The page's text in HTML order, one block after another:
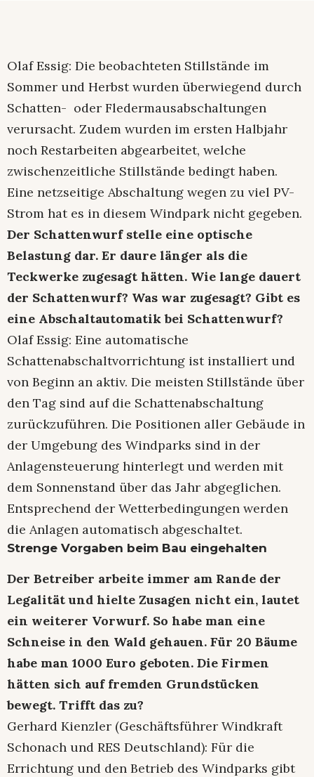
Olaf Essig: Die beobachteten Stillstände im
Sommer und Herbst wurden überwiegend durch
Schatten- oder Fledermausabschaltungen
verursacht. Zudem wurden im ersten Halbjahr
noch Restarbeiten abgearbeitet, welche
zwischenzeitliche Stillstände bedingt haben.
Eine netzseitige Abschaltung wegen zu viel PV-
Strom hat es in diesem Windpark nicht gegeben.
Der Schattenwurf stelle eine optische
Belastung dar. Er daure länger als die
Teckwerke zugesagt hätten. Wie lange dauert
der Schattenwurf? Was war zugesagt? Gibt es
eine Abschaltautomatik bei Schattenwurf?
Olaf Essig: Eine automatische
Schattenabschaltvorrichtung ist installiert und
von Beginn an aktiv. Die meisten Stillstände über
den Tag sind auf die Schattenabschaltung
zurückzuführen. Die Positionen aller Gebäude in
der Umgebung des Windparks sind in der
Anlagensteuerung hinterlegt und werden mit
dem Sonnenstand über das Jahr abgeglichen.
Entsprechend der Wetterbedingungen werden
die Anlagen automatisch abgeschaltet.
Strenge Vorgaben beim Bau eingehalten
Der Betreiber arbeite immer am Rande der
Legalität und hielte Zusagen nicht ein, lautet
ein weiterer Vorwurf. So habe man eine
Schneise in den Wald gehauen. Für 20 Bäume
habe man 1000 Euro geboten. Die Firmen
hätten sich auf fremden Grundstücken
bewegt. Trifft das zu?
Gerhard Kienzler (Geschäftsführer Windkraft
Schonach und RES Deutschland): Für die
Errichtung und den Betrieb des Windparks gibt